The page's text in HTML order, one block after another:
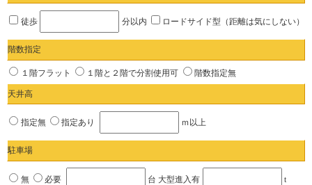
徒歩 分以内 ロードサイド型（距離は気にしない）
階数指定
１階フラット １階と２階で分割使用可 階数指定無
天井高
指定無 指定あり ｍ以上
駐車場
無 必要 台 大型進入有 t